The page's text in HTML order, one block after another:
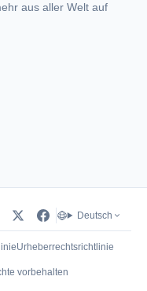
aus aller Welt auf
Deutsch
Urheberrechtsrichtlinie
in neuem Tab)
vorbehalten